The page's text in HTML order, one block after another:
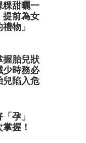
粿甜曬一
提前為女
物」
握胎兒狀
少時務必
兒陷入危
孕」
握！